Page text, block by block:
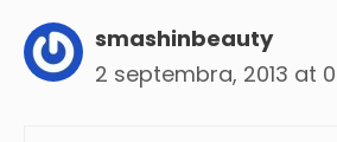
smashinbeauty
2 septembra, 2013 at